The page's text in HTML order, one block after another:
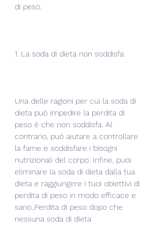
di peso.
1. La soda di dieta non soddisfa
Una delle ragioni per cui la soda di
dieta può impedire la perdita di
peso è che non soddisfa. Al
contrario, può aiutare a controllare
la fame e soddisfare i bisogni
nutrizionali del corpo. Infine, puoi
eliminare la soda di dieta dalla tua
dieta e raggiungere i tuoi obiettivi di
perdita di peso in modo efficace e
sano.,Perdita di peso dopo che
nessuna soda di dieta